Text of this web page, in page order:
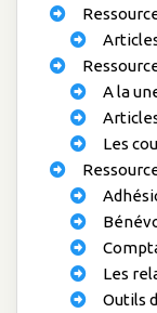
A la
Les
Les
Outils